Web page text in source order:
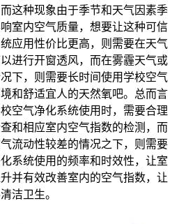
这种现象由于季节和天气因素季
室内空气质量，想要让这种可信
应用性价比更高，则需要在天气
进行开窗透风，而在雾霾天气或
下，则需要长时间使用学校空气
和舒适宜人的天然氧吧。总而言
空气净化系统使用时，需要合理
和相应室内空气指数的检测，而
流动性较差的情况之下，则需要
系统使用的频率和时效性，让室
并有效改善室内的空气指数，让
洁卫生。